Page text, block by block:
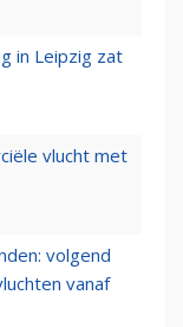
in Leipzig zat
vlucht met
volgend
vanaf